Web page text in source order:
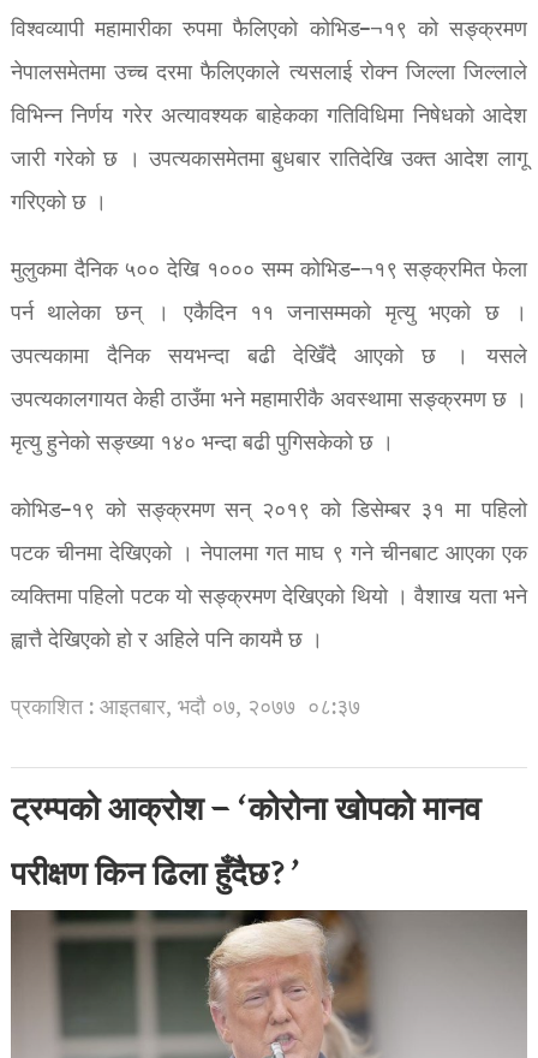
विश्वव्यापी महामारीका रुपमा फैलिएको कोभिड–¬१९ को सङ्क्रमण
नेपालसमेतमा उच्च दरमा फैलिएकाले त्यसलाई रोक्न जिल्ला जिल्लाले
विभिन्न निर्णय गरेर अत्यावश्यक बाहेकका गतिविधिमा निषेधको आदेश
जारी गरेको छ । उपत्यकासमेतमा बुधबार रातिदेखि उक्त आदेश लागू
गरिएको छ ।
मुलुकमा दैनिक ५०० देखि १००० सम्म कोभिड–¬१९ सङ्क्रमित फेला
पर्न थालेका छन् । एकैदिन ११ जनासम्मको मृत्यु भएको छ ।
उपत्यकामा दैनिक सयभन्दा बढी देखिँदै आएको छ । यसले
उपत्यकालगायत केही ठाउँमा भने महामारीकै अवस्थामा सङ्क्रमण छ ।
मृत्यु हुनेको सङ्ख्या १४० भन्दा बढी पुगिसकेको छ ।
कोभिड–१९ को सङ्क्रमण सन् २०१९ को डिसेम्बर ३१ मा पहिलो
पटक चीनमा देखिएको । नेपालमा गत माघ ९ गने चीनबाट आएका एक
व्यक्तिमा पहिलो पटक यो सङ्क्रमण देखिएको थियो । वैशाख यता भने
ह्वात्तै देखिएको हो र अहिले पनि कायमै छ ।
प्रकाशित : आइतबार, भदौ ०७, २०७७ ०८:३७
ट्रम्पको आक्रोश – ‘कोरोना खोपको मानव
परीक्षण किन ढिला हुँदैछ?’